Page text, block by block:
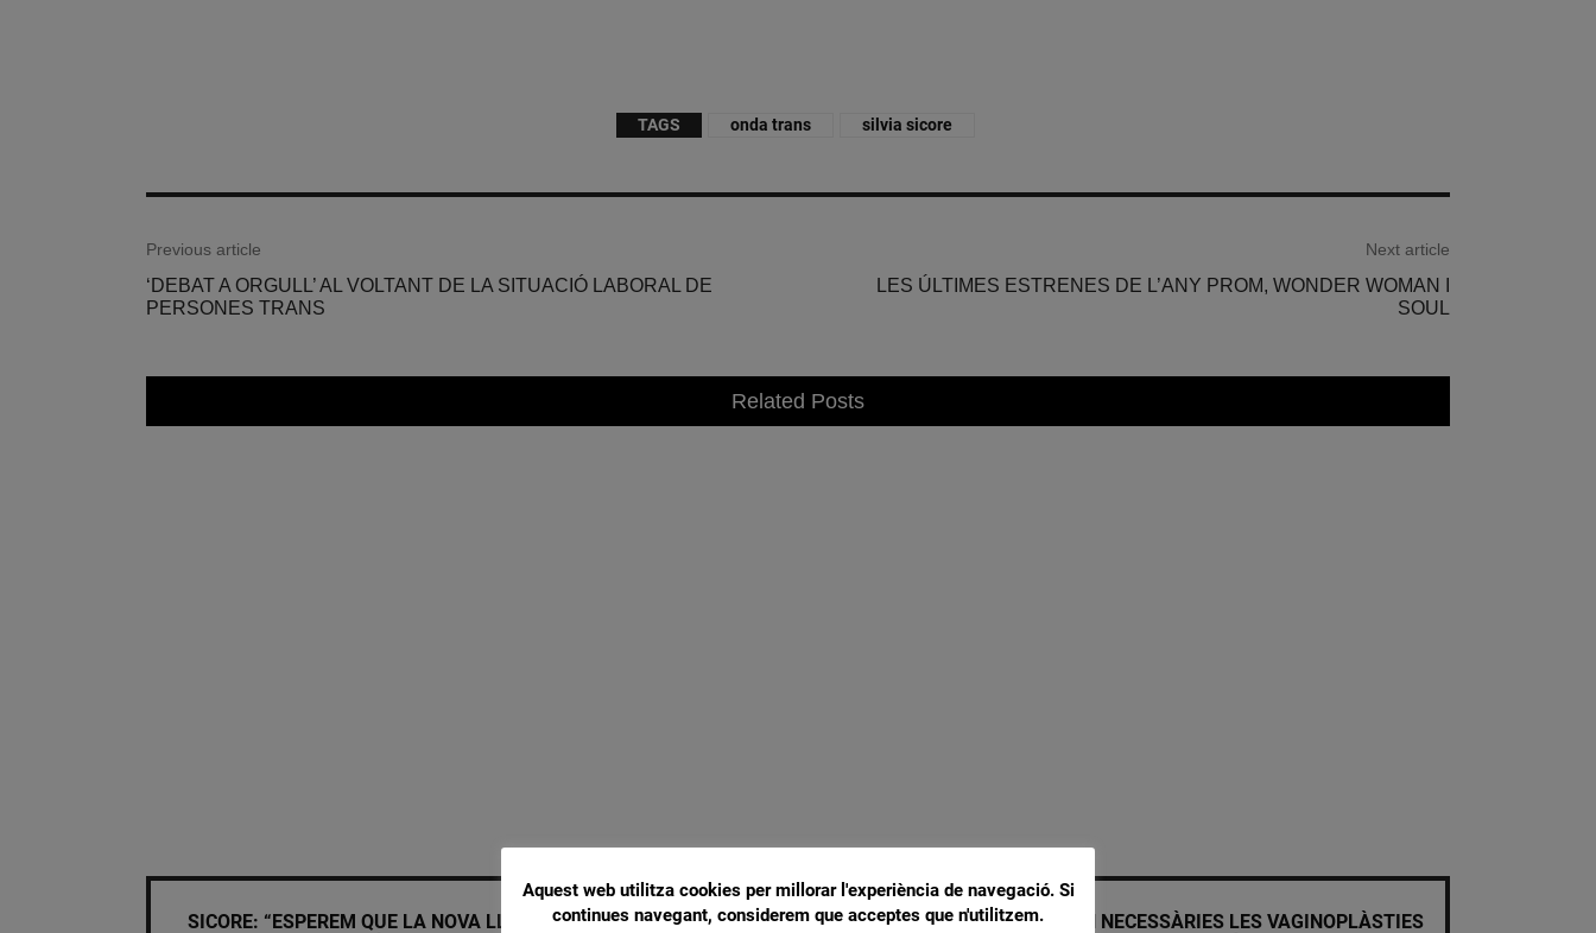
TAGS onda trans silvia sicore
Previous article
‘DEBAT A ORGULL’ AL VOLTANT DE LA SITUACIÓ LABORAL DE
PERSONES TRANS
Next article
LES ÚLTIMES ESTRENES DE L’ANY PROM, WONDER WOMAN I
SOUL
Related Posts
SICORE: “ESPEREM QUE LA NOVA LLEI
SILVIA SICORE: “ÉS MÉS DIFÍCIL EL
SÓN NECESSÀRIES LES VAGINOPLÀSTIES
Aquest web utilitza cookies per millorar l'experiència de navegació. Si
continues navegant, considerem que acceptes que n'utilitzem.